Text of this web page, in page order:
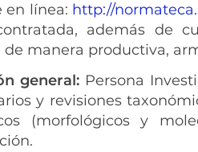
en línea: http://
además de
de manera productiva,
general: Persona
y revisiones
(morfológicos y